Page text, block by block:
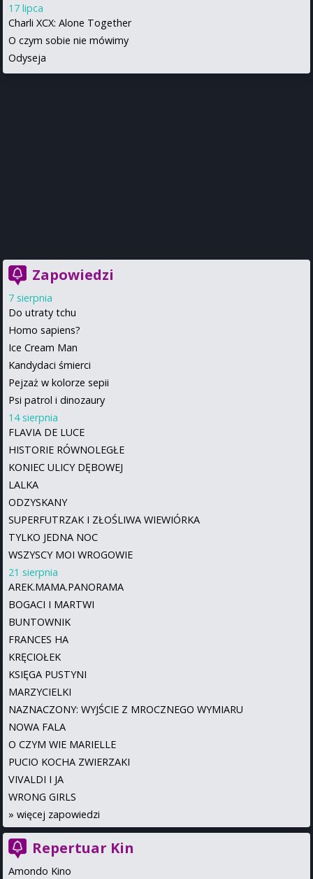
17 lipca
Charli XCX: Alone Together
O czym sobie nie mówimy
Odyseja
Zapowiedzi
7 sierpnia
Do utraty tchu
Homo sapiens?
Ice Cream Man
Kandydaci śmierci
Pejzaż w kolorze sepii
Psi patrol i dinozaury
14 sierpnia
FLAVIA DE LUCE
HISTORIE RÓWNOLEGŁE
KONIEC ULICY DĘBOWEJ
LALKA
ODZYSKANY
SUPERFUTRZAK I ZŁOŚLIWA WIEWIÓRKA
TYLKO JEDNA NOC
WSZYSCY MOI WROGOWIE
21 sierpnia
AREK.MAMA.PANORAMA
BOGACI I MARTWI
BUNTOWNIK
FRANCES HA
KRĘCIOŁEK
KSIĘGA PUSTYNI
MARZYCIELKI
NAZNACZONY: WYJŚCIE Z MROCZNEGO WYMIARU
NOWA FALA
O CZYM WIE MARIELLE
PUCIO KOCHA ZWIERZAKI
VIVALDI I JA
WRONG GIRLS
» więcej zapowiedzi
Repertuar Kin
Amondo Kino